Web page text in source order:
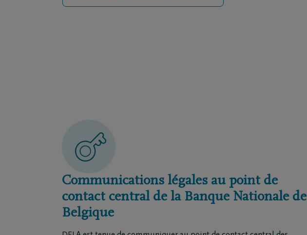
Je suis assuré(e)
Organiser des funérailles
Nos crématoriums
Notre centre de rapatriement
Communications légales au point de
contact central de la Banque Nationale de
Belgique